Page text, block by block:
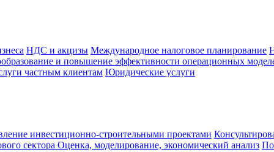
НДС и акцизы Международное налоговое планирование
и повышение эффективности операционных
частным клиентам Юридические услуги
инвестиционно-строительными проектами
сектора Оценка, моделирование, экономический анализ